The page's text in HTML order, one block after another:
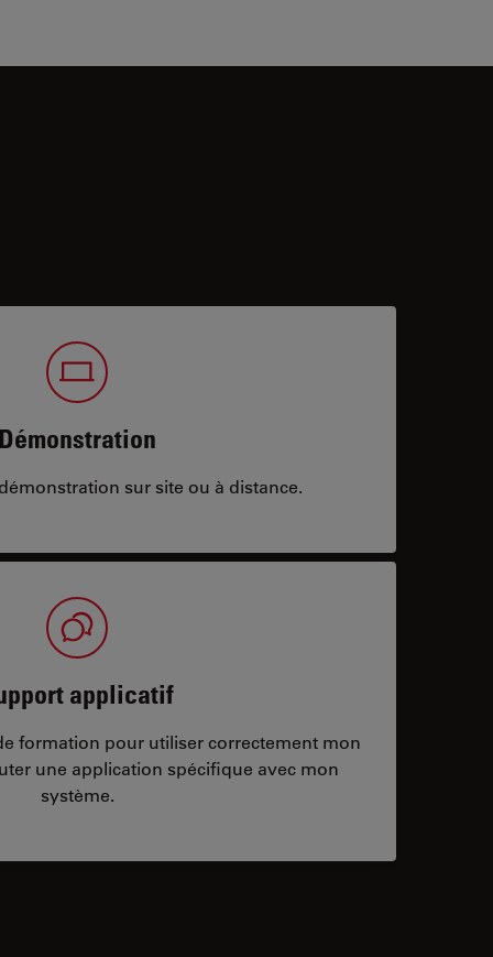
sur site ou à distance.
applicatif
formation pour utiliser correctement mon
une application spécifique avec mon
système.